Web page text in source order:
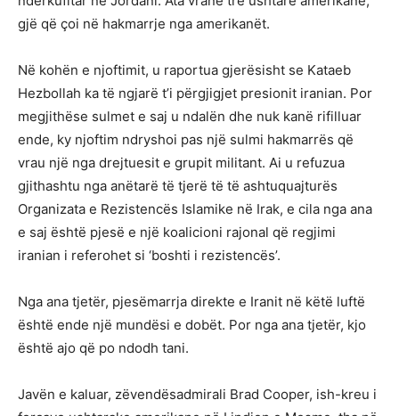
gjë që çoi në hakmarrje nga amerikanët.
Në kohën e njoftimit, u raportua gjerësisht se Kataeb
Hezbollah ka të ngjarë t’i përgjigjet presionit iranian. Por
megjithëse sulmet e saj u ndalën dhe nuk kanë rifilluar
ende, ky njoftim ndryshoi pas një sulmi hakmarrës që
vrau një nga drejtuesit e grupit militant. Ai u refuzua
gjithashtu nga anëtarë të tjerë të të ashtuquajturës
Organizata e Rezistencës Islamike në Irak, e cila nga ana
e saj është pjesë e një koalicioni rajonal që regjimi
iranian i referohet si ‘boshti i rezistencës’.
Nga ana tjetër, pjesëmarrja direkte e Iranit në këtë luftë
është ende një mundësi e dobët. Por nga ana tjetër, kjo
është ajo që po ndodh tani.
Javën e kaluar, zëvendësadmirali Brad Cooper, ish-kreu i